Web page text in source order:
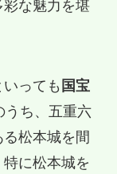
彩な魅力を堪
っても 国宝
うち、五重六
松本城を間
に松本城を